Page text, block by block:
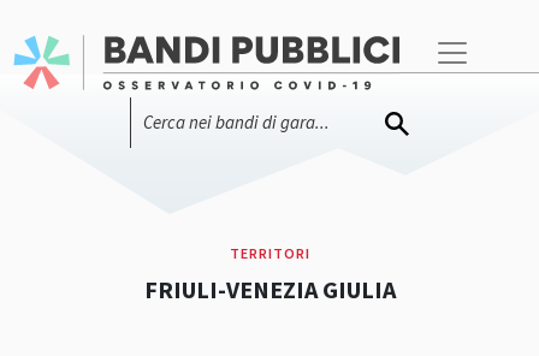
TERRITORI
FRIULI-VENEZIA GIULIA